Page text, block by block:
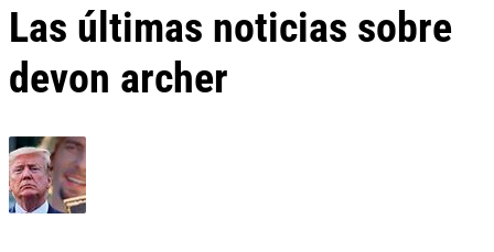
Las últimas noticias sobre
devon archer